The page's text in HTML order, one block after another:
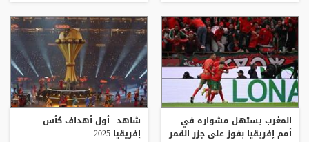
المغرب يستهل مشواره في
أمم إفريقيا بفوز على جزر القمر
شاهد.. أول أهداف كأس
إفريقيا 2025